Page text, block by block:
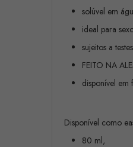
solúvel em
ideal para
sujeitos a
FEITO NA
disponível em
Disponível como
80 ml,